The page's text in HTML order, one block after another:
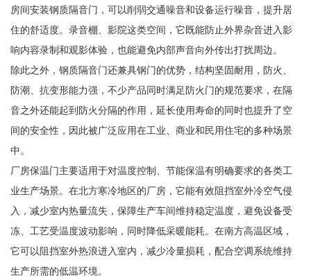
房间安装钢质隔音门，可以削弱交通噪音和设备运行噪音，提升居
住的舒适度。录音棚、影院这类空间，它既能防止外界杂音进入影
响内容录制和观影体验，也能避免内部声音向外传出打扰周边。
除此之外，钢质隔音门还兼具钢门的优势，结构坚固耐用，防火、
防潮、抗变形能力强，不少产品同时满足防火门的规范要求，在隔
音之外还能起到防火分隔的作用，延长使用寿命的同时也提升了空
间的安全性，因此被广泛应用在工业、商业和民用住宅的多种场景
中。
厂房保温门主要适用于对温度控制、节能保温有明确要求的各类工
业生产场景。在北方寒冷地区的厂房，它能有效阻挡室外冷空气侵
入，减少室内热量流失，保障生产车间维持稳定温度，避免设备受
冻、工艺受温度波动影响，同时降低采暖能耗。在南方高温区域，
它可以阻挡室外热浪进入室内，减少冷量损耗，配合空调系统维持
生产所需的低温环境。